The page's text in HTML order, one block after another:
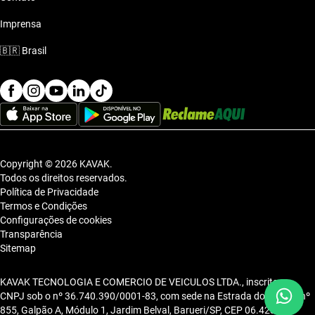
Imprensa
🇧🇷 Brasil
Copyright © 2026 KAVAK.
Todos os direitos reservados.
Política de Privacidade
Termos e Condições
Configurações de cookies
Transparência
Sitemap
KAVAK TECNOLOGIA E COMERCIO DE VEICULOS LTDA., inscrita no
CNPJ sob o nº 36.740.390/0001-83, com sede na Estrada dos Alpes, nº
855, Galpão A, Módulo 1, Jardim Belval, Barueri/SP, CEP 06.423-080